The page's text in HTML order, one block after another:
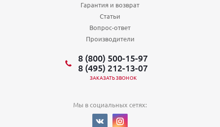
Гарантия и возврат
Статьи
Вопрос-ответ
Производители
8 (800) 500-15-97
8 (495) 212-13-07
ЗАКАЗАТЬ ЗВОНОК
Мы в социальных сетях: